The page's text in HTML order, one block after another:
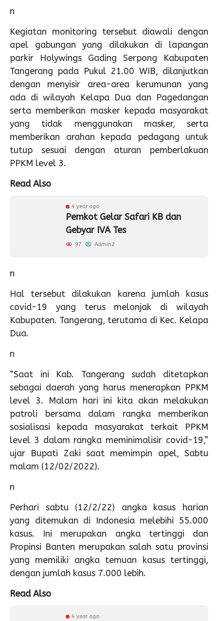
n
Kegiatan monitoring tersebut diawali dengan
apel gabungan yang dilakukan di lapangan
parkir Holywings Gading Serpong Kabupaten
Tangerang pada Pukul 21.00 WIB, dilanjutkan
dengan menyisir area-area kerumunan yang
ada di wilayah Kelapa Dua dan Pagedangan
serta memberikan masker kepada masyarakat
yang tidak menggunakan masker, serta
memberikan arahan kepada pedagang untuk
tutup sesuai dengan aturan pemberlakuan
PPKM level 3.
Read Also
4 year ago
Pemkot Gelar Safari KB dan
Gebyar IVA Tes
97 Admin2
n
Hal tersebut dilakukan karena jumlah kasus
covid-19 yang terus melonjak di wilayah
Kabupaten. Tangerang, terutama di Kec. Kelapa
Dua.
n
“Saat ini Kab. Tangerang sudah ditetapkan
sebagai daerah yang harus menerapkan PPKM
level 3. Malam hari ini kita akan melakukan
patroli bersama dalam rangka memberikan
sosialisasi kepada masyarakat terkait PPKM
level 3 dalam rangka meminimalisir covid-19,”
ujar Bupati Zaki saat memimpin apel, Sabtu
malam (12/02/2022).
n
Perhari sabtu (12/2/22) angka kasus harian
yang ditemukan di Indonesia melebihi 55.000
kasus. Ini merupakan angka tertinggi dan
Propinsi Banten merupakan salah satu provinsi
yang memiliki angka temuan kasus tertinggi,
dengan jumlah kasus 7.000 lebih.
Read Also
4 year ago